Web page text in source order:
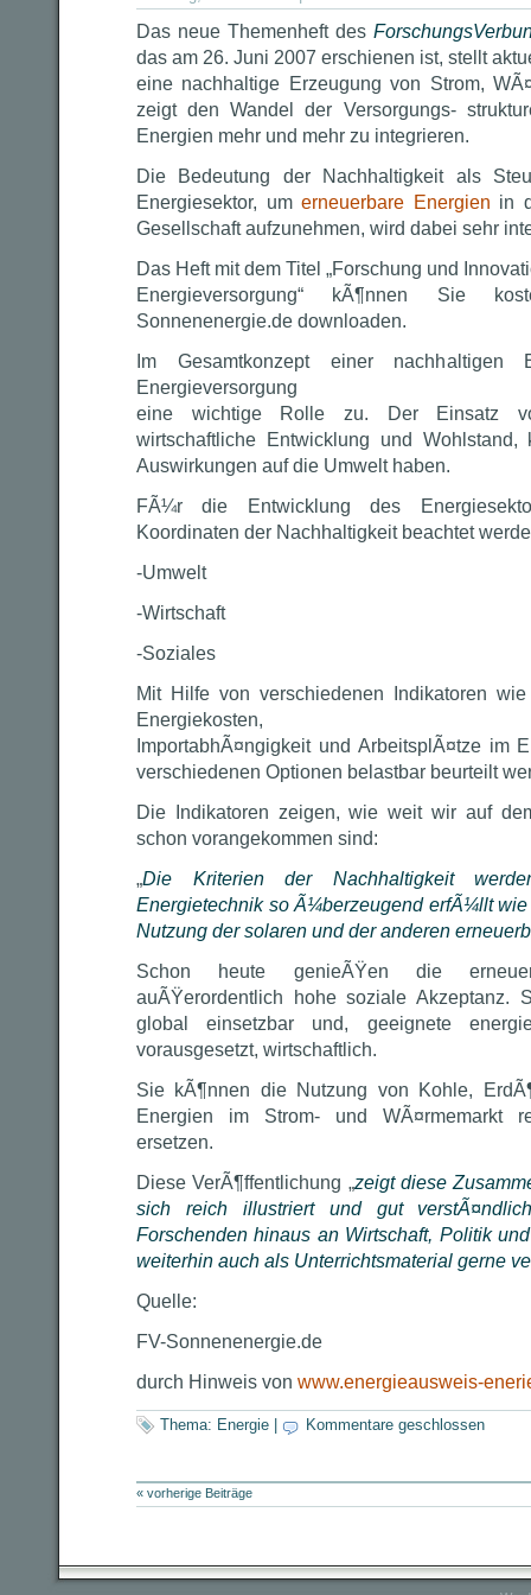
Das neue Themenheft des
das am 26. Juni 2007 erschienen ist, stellt
eine nachhaltige Erzeugung von Strom,
zeigt den Wandel der Versorgungs-
Energien mehr und mehr zu integrieren.
Die Bedeutung der Nachhaltigkeit als
Energiesektor, umerneuerbare Energien in
Gesellschaft aufzunehmen, wird dabei sehr
Das Heft mit dem Titel „Forschung und
Energieversorgung“ kÃ¶nnen Sie
Sonnenenergie.de downloaden.
Im Gesamtkonzept einer nachhaltigen
Energieversorgung
eine wichtige Rolle zu. Der Einsatz
wirtschaftliche Entwicklung und
Auswirkungen auf die Umwelt haben.
FÃ¼r die Entwicklung des
Koordinaten der Nachhaltigkeit beachtet
-Umwelt
-Wirtschaft
-Soziales
Mit Hilfe von verschiedenen Indikatoren wie
Energiekosten,
ImportabhÃ¤ngigkeit und ArbeitsplÃ¤tze im
verschiedenen Optionen belastbar beurteilt
Die Indikatoren zeigen, wie weit wir auf
schon vorangekommen sind:
„Die Kriterien der Nachhaltigkeit
Energietechnik so Ã¼berzeugend erfÃ¼llt
Nutzung der solaren und der anderen
Schon heute genieÃŸen die
auÃŸerordentlich hohe soziale Akzeptanz.
global einsetzbar und, geeignete
vorausgesetzt, wirtschaftlich.
Sie kÃ¶nnen die Nutzung von Kohle,
Energien im Strom- und WÃ¤rmemarkt
ersetzen.
Diese VerÃ¶ffentlichung „zeigt diese
sich reich illustriert und gut
Forschenden hinaus an Wirtschaft, Politik
weiterhin auch als Unterrichtsmaterial gerne
Quelle:
FV-Sonnenenergie.de
durch Hinweis von www.energieausweis-
Thema: Energie Kommentare geschlossen
« vorherige Beiträge